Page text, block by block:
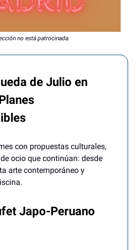
no está patrocinada.
de Julio en
con propuestas culturales,
ocio que continúan: desde
arte contemporáneo y
Japo-Peruano